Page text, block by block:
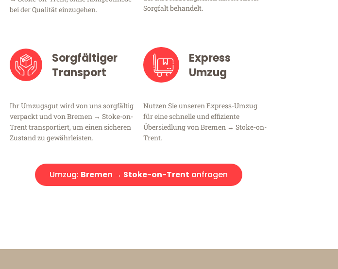
bei der Qualität einzugehen.
Sorgfalt behandelt.
Sorgfältiger
Transport
Ihr Umzugsgut wird von uns sorgfältig
verpackt und von Bremen → Stoke-on-
Trent transportiert, um einen sicheren
Zustand zu gewährleisten.
Express
Umzug
Nutzen Sie unseren Express-Umzug
für eine schnelle und effiziente
Übersiedlung von Bremen → Stoke-on-
Trent.
Umzug: Bremen → Stoke-on-Trent anfragen